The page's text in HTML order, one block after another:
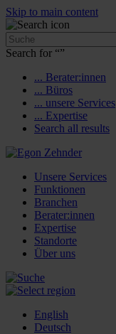
Skip to main content
Search for “”
... Berater:innen
... Büros
... unsere Services
... Expertise
Search all results
Unsere Services
Funktionen
Branchen
Berater:innen
Expertise
Standorte
Über uns
English
Deutsch